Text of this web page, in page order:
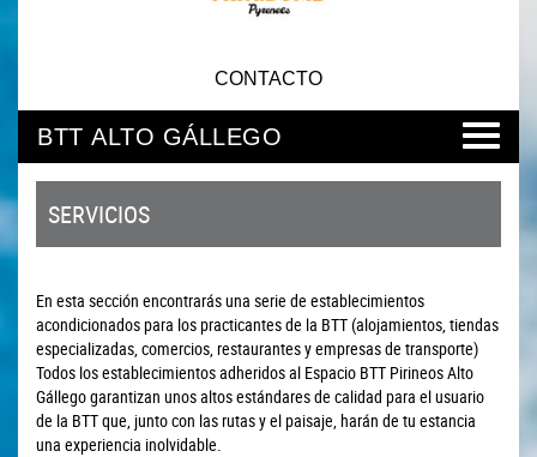
CONTACTO
BTT ALTO GÁLLEGO
SERVICIOS
En esta sección encontrarás una serie de establecimientos
acondicionados para los practicantes de la BTT (alojamientos, tiendas
especializadas, comercios, restaurantes y empresas de transporte)
Todos los establecimientos adheridos al Espacio BTT Pirineos Alto
Gállego garantizan unos altos estándares de calidad para el usuario
de la BTT que, junto con las rutas y el paisaje, harán de tu estancia
una experiencia inolvidable.